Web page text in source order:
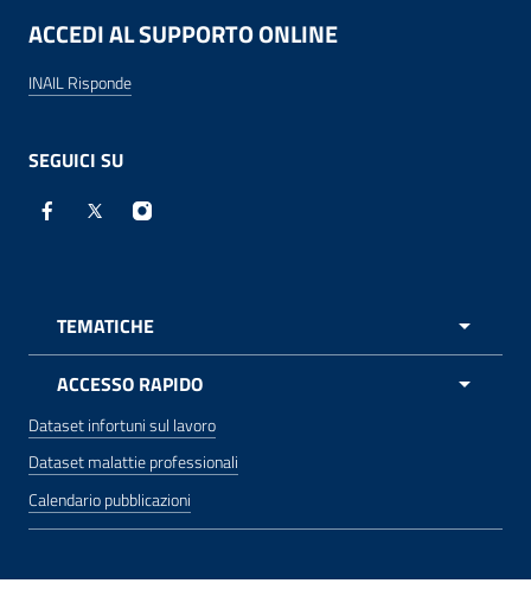
ACCEDI AL SUPPORTO ONLINE
INAIL Risponde
SEGUICI SU
Facebook - Sito esterno - apre una nuova finestra
X - Sito esterno - apre una nuova finestra
Instagram - Sito esterno - apre una
TEMATICHE
ACCESSO RAPIDO
Dataset infortuni sul lavoro
Dataset malattie professionali
Calendario pubblicazioni